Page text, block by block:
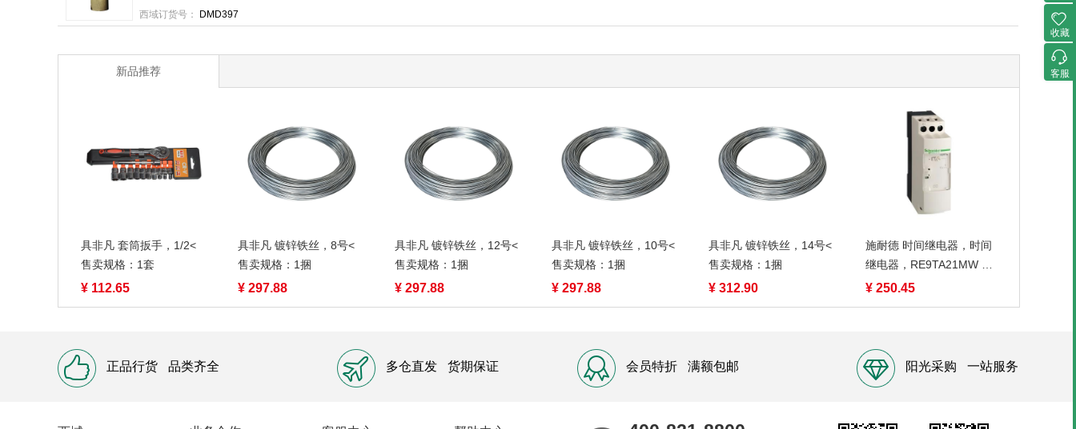
西域订货号：
DMD397
新品推荐
具非凡 套筒扳手，1/2<
售卖规格：1套
¥ 112.65
具非凡 镀锌铁丝，8号<
售卖规格：1捆
¥ 297.88
具非凡 镀锌铁丝，12号<
售卖规格：1捆
¥ 297.88
具非凡 镀锌铁丝，10号<
售卖规格：1捆
¥ 297.88
具非凡 镀锌铁丝，14号<
售卖规格：1捆
¥ 312.90
施耐德 时间继电器，时间
继电器，RE9TA21MW 售
卖规格：1只
¥ 250.45
正品行货 品类齐全 多仓直发 货期保证 会员特折 满额包邮 阳光采购 一站服务
收藏
客服